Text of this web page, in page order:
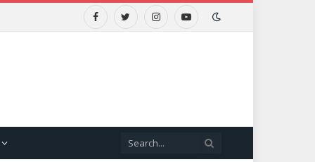
FacebookTwitterInstagramYouTube